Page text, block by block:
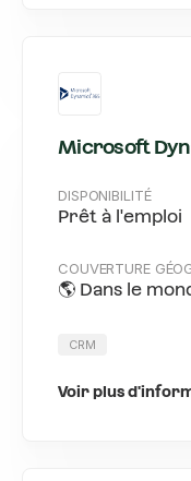
Microsoft
DISPONIBILITÉ
Prêt à l'emploi
COUVERTURE
🌎 Dans le
CRM
Voir plus